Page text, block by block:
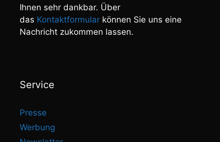
Ihnen sehr dankbar. Über
das Kontaktformular können Sie uns eine
Nachricht zukommen lassen.
Service
Presse
Werbung